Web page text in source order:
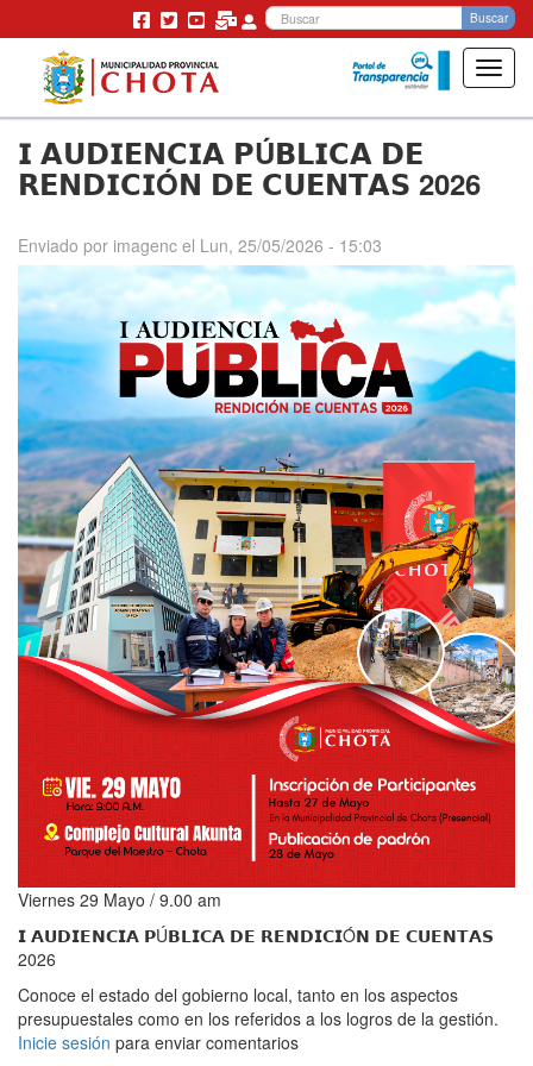
Pasar
contenido
principal
Buscar
𝗜 𝗔𝗨𝗗𝗜𝗘𝗡𝗖𝗜𝗔 𝗣Ú𝗕𝗟𝗜𝗖𝗔 𝗗𝗘
𝗥𝗘𝗡𝗗𝗜𝗖𝗜Ó𝗡 𝗗𝗘 𝗖𝗨𝗘𝗡𝗧𝗔𝗦 2026
Enviado por imagenc el Lun, 25/05/2026 - 15:03
Viernes 29 Mayo / 9.00 am
𝗜 𝗔𝗨𝗗𝗜𝗘𝗡𝗖𝗜𝗔 𝗣Ú𝗕𝗟𝗜𝗖𝗔 𝗗𝗘 𝗥𝗘𝗡𝗗𝗜𝗖𝗜Ó𝗡 𝗗𝗘 𝗖𝗨𝗘𝗡𝗧𝗔𝗦
2026
Conoce el estado del gobierno local, tanto en los aspectos
presupuestales como en los referidos a los logros de la gestión.
Inicie sesión para enviar comentarios